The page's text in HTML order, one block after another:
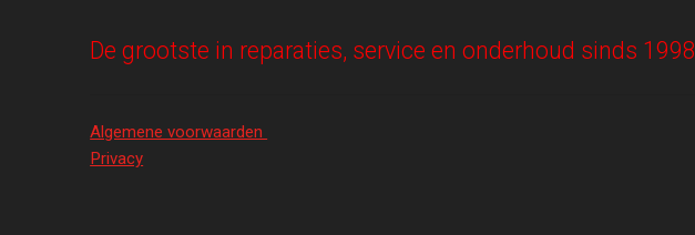
De grootste in reparaties, service en onderhoud sinds 1998
Algemene voorwaarden
Privacy